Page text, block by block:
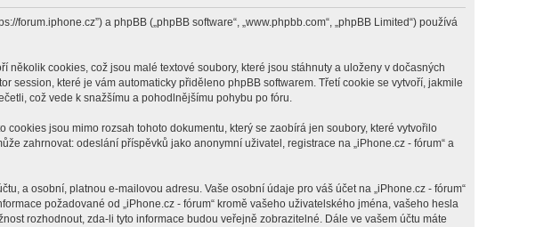
forum.iphone.cz”) a phpBB („phpBB software“, „www.phpbb.com“, „phpBB Limited“) používá
několik cookies, což jsou malé textové soubory, které jsou stáhnuty a uloženy v dočasných
které je vám automaticky přiděleno phpBB softwarem. Třetí cookie se vytvoří, jakmile
což vede k snažšímu a pohodlnějšímu pohybu po fóru.
cookies jsou mimo rozsah tohoto dokumentu, který se zaobírá jen soubory, které vytvořilo
zahrnovat: odeslání příspěvků jako anonymní uživatel, registrace na „iPhone.cz - fórum“ a
a osobní, platnou e-mailovou adresu. Vaše osobní údaje pro váš účet na „iPhone.cz - fórum“
požadované od „iPhone.cz - fórum“ kromě vašeho uživatelského jména, vašeho hesla
rozhodnout, zda-li tyto informace budou veřejně zobrazitelné. Dále ve vašem účtu máte